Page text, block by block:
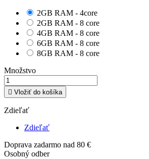
2GB RAM - 4core
2GB RAM - 8 core
4GB RAM - 8 core
6GB RAM - 8 core
8GB RAM - 8 core
Množstvo
 Vložiť do košíka
Zdieľať
Zdieľať
Doprava zadarmo nad 80 €
Osobný odber